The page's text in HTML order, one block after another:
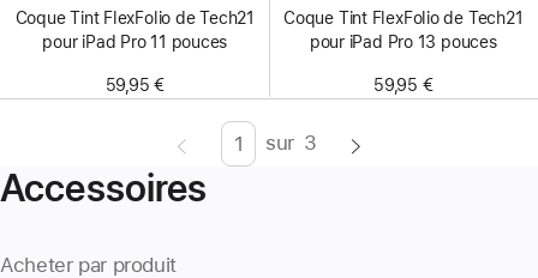
Coque Tint FlexFolio de Tech21
pour iPad Pro 11 pouces
59,95 €
Coque Tint FlexFolio de Tech21
pour iPad Pro 13 pouces
59,95 €
PageEnter
sur 3
Accessoires
Acheter par produit